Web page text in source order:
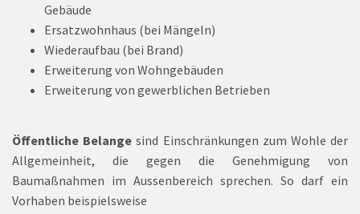
Gebäude
Ersatzwohnhaus (bei Mängeln)
Wiederaufbau (bei Brand)
Erweiterung von Wohngebäuden
Erweiterung von gewerblichen Betrieben
Öffentliche Belange sind Einschränkungen zum Wohle der
Allgemeinheit, die gegen die Genehmigung von
Baumaßnahmen im Aussenbereich sprechen. So darf ein
Vorhaben beispielsweise